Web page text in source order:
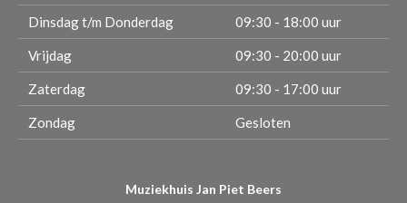
Dinsdag t/m Donderdag 09:30 - 18:00 uur
Vrijdag 09:30 - 20:00 uur
Zaterdag 09:30 - 17:00 uur
Zondag Gesloten
Muziekhuis Jan Piet Beers